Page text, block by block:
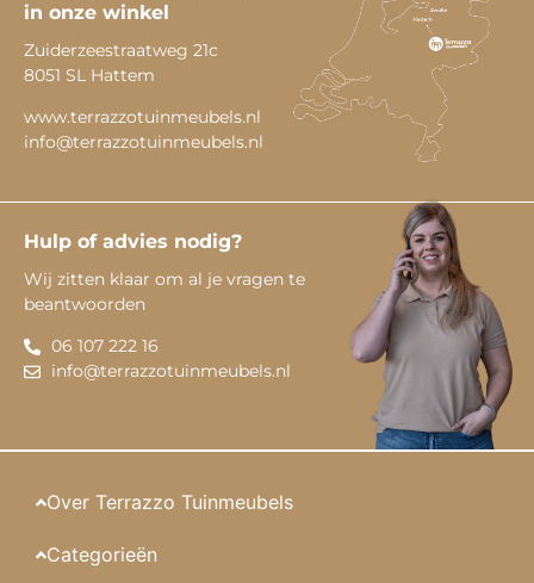
in onze winkel
Zuiderzeestraatweg 21c
8051 SL Hattem
www.terrazzotuinmeubels.nl
info@terrazzotuinmeubels.nl
Hulp of advies nodig?
Wij zitten klaar om al je vragen te
beantwoorden
06 107 222 16
info@terrazzotuinmeubels.nl
Over Terrazzo Tuinmeubels
Categorieën